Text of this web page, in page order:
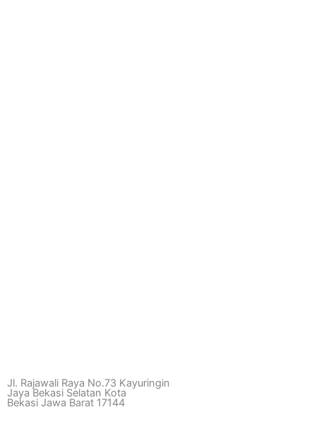
Jl. Rajawali Raya No.73 Kayuringin
Jaya Bekasi Selatan Kota
Bekasi Jawa Barat 17144